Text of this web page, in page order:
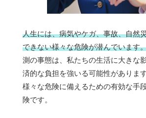
人生には、病気やケガ、事故、自然
できない様々な危険が潜んでいます
測の事態は、私たちの生活に大きな
済的な負担を強いる可能性がありま
様々な危険に備えるための有効な手
険です。